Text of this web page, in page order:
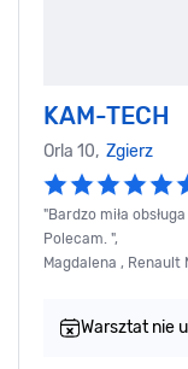
KAM-TECH
Orla 10, Zgierz
"Bardzo miła
Polecam. ",
Magdalena , Renault
Warsztat nie